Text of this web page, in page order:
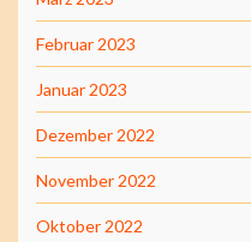
Februar 2023
Januar 2023
Dezember 2022
November 2022
Oktober 2022